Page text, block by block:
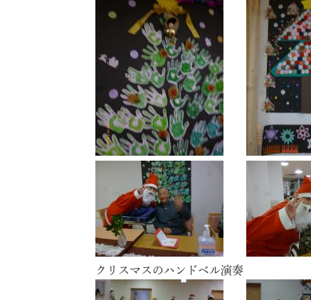
クリスマスのハンドベル演奏